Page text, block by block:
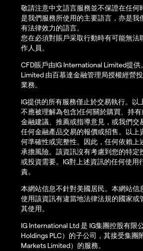
敬請注意中文語言服務並不保證在任何
是我們服務所使用的主要語言，亦是我
有法律效力的語言。
您在必須對賬戶采取行動時有可能無法
作人員。
CFD賬戶由IG International Limited提
Limited 由百慕達金融管理局授權經營
業務。
IG提供的所有服務僅止於交易執行。以
不應被理解為包含)任何關於購買、持
金融建議、推薦或指導意見，或我們交
任何金融產品交易的報價或招售。以上
何準確性或完整性。因此，任何依賴上
承擔風險。該資訊沒有考慮到您的特定
或投資需要。IG對上述資訊的任何使用
責。
本網站信息不針對美國居民。本網站信
使用該資訊有違當地法律法規的國家或
其使用。
IG International Ltd 是 IG集團控股有限
Holdings PLC）的子公司，其接受集團
Markets Limited）的服務。